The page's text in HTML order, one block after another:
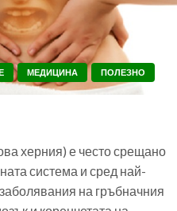
МЕДИЦИНА ПОЛЕЗНО
херния) е често срещано
система и сред най-
на гръбначния